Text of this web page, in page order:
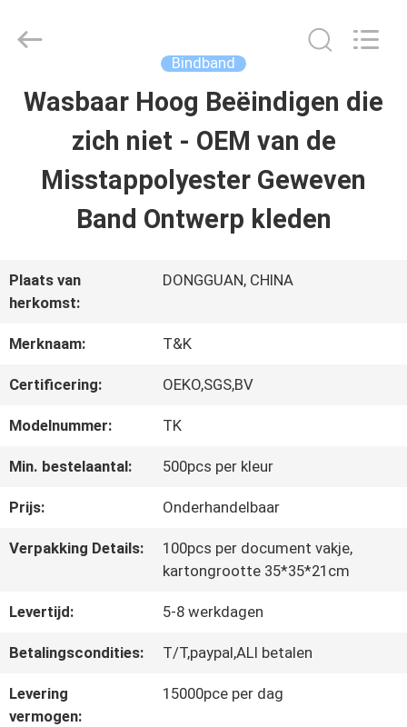
THUIS
PRODUCTEN
ONS
FABRIEKSREIS
CONTACTEER
ONS
ALLE
GEVALLEN
Accessories
Co.,Ltd.
Reserved.
Bindband
Wasbaar Hoog Beëindigen die
zich niet - OEM van de
Misstappolyester Geweven
Band Ontwerp kleden
Plaats van
herkomst:
DONGGUAN, CHINA
Merknaam: T&K
Certificering: OEKO,SGS,BV
Modelnummer: TK
Min. bestelaantal: 500pcs per kleur
Prijs: Onderhandelbaar
Verpakking Details:
100pcs per document vakje,
kartongrootte 35*35*21cm
Levertijd: 5-8 werkdagen
Betalingscondities: T/T,paypal,ALI betalen
Levering
vermogen:
15000pce per dag